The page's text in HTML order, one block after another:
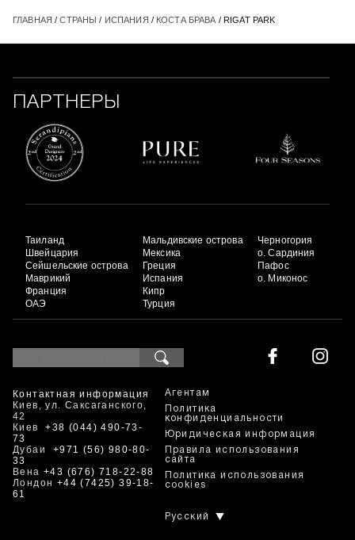
ГЛАВНАЯ /СТРАНЫ / ИСПАНИЯ / КОСТА БРАВА / RIGAT PARK
ПАРТНЕРЫ
Таиланд
Швейцария
Сейшельские острова
Маврикий
Франция
ОАЭ
Мальдивские острова
Мексика
Греция
Испания
Кипр
Турция
Черногория
о. Сардиния
Пафос
о. Миконос
Контактная информация
Киев, ул. Саксаганского,
42
Киев+38 (044) 490-73-
73
Дубаи +971 (56) 980-80-
33
Вена +43 (676) 718-22-88
Лондон +44 (7425) 39-18-
61
Агентам
Политика
конфиденциальности
Юридическая информация
Правила использования
сайта
Политика использования
cookies
Русский